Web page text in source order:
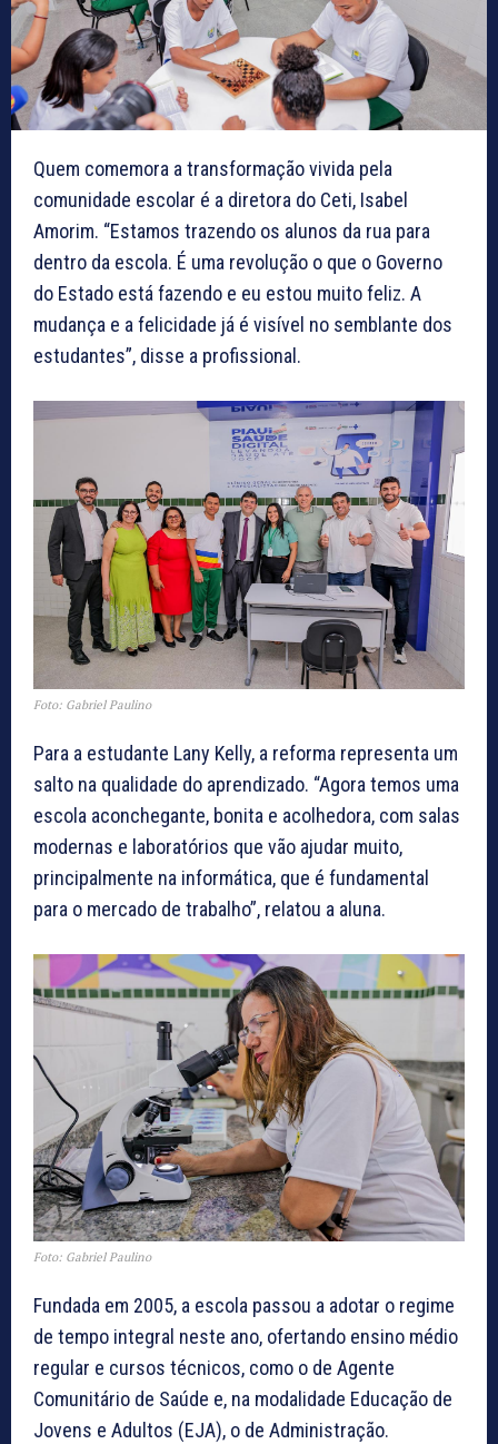
Quem comemora a transformação vivida pela
comunidade escolar é a diretora do Ceti, Isabel
Amorim. “Estamos trazendo os alunos da rua para
dentro da escola. É uma revolução o que o Governo
do Estado está fazendo e eu estou muito feliz. A
mudança e a felicidade já é visível no semblante dos
estudantes”, disse a profissional.
Foto: Gabriel Paulino
Para a estudante Lany Kelly, a reforma representa um
salto na qualidade do aprendizado. “Agora temos uma
escola aconchegante, bonita e acolhedora, com salas
modernas e laboratórios que vão ajudar muito,
principalmente na informática, que é fundamental
para o mercado de trabalho”, relatou a aluna.
Foto: Gabriel Paulino
Fundada em 2005, a escola passou a adotar o regime
de tempo integral neste ano, ofertando ensino médio
regular e cursos técnicos, como o de Agente
Comunitário de Saúde e, na modalidade Educação de
Jovens e Adultos (EJA), o de Administração.